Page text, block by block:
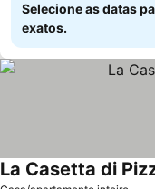
Selecione as datas
exatos.
La Casetta di